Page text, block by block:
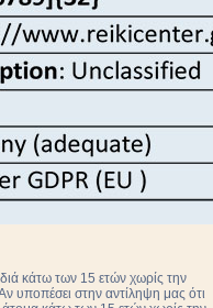
κάτω των 15 ετών χωρίς την
υποπέσει στην αντίληψη μας ότι